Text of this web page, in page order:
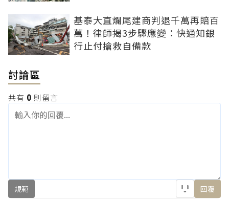
基泰大直爛尾建商判退千萬再賠百
萬！律師揭3步驟應變：快通知銀
行止付搶救自備款
討論區
共有 0 則留言
規範 回覆